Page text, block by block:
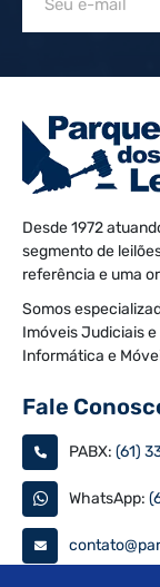
Desde 1972
segmento de
referência e uma
Somos
Imóveis Judiciais
Informática e
Fale
PABX: (61)
WhatsApp: